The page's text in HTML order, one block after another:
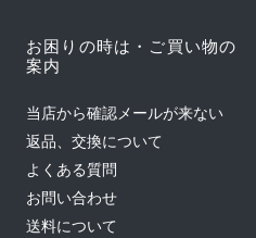
お困りの時は・ご買い物の
案内
当店から確認メールが来ない
返品、交換について
よくある質問
お問い合わせ
送料について